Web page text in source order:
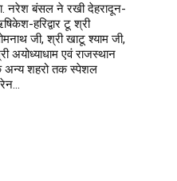
नरेश बंसल ने रखी देहरादून-
हरिद्वार टू श्री
जी, श्री खाटू श्याम जी,
अयोध्याधाम एवं राजस्थान
अन्य शहरो तक स्पेशल